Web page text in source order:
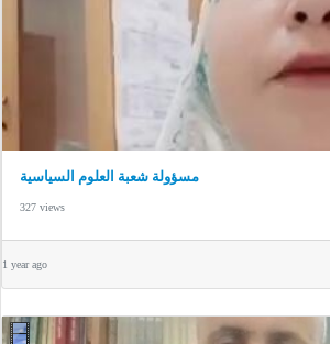
مسؤولة شعبة العلوم السياسية
327 views
1 year ago